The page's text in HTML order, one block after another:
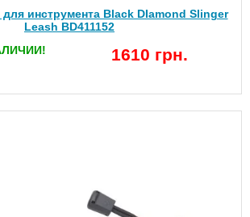
инструмента Black DIamond Slinger
Leash BD411152
1610 грн.